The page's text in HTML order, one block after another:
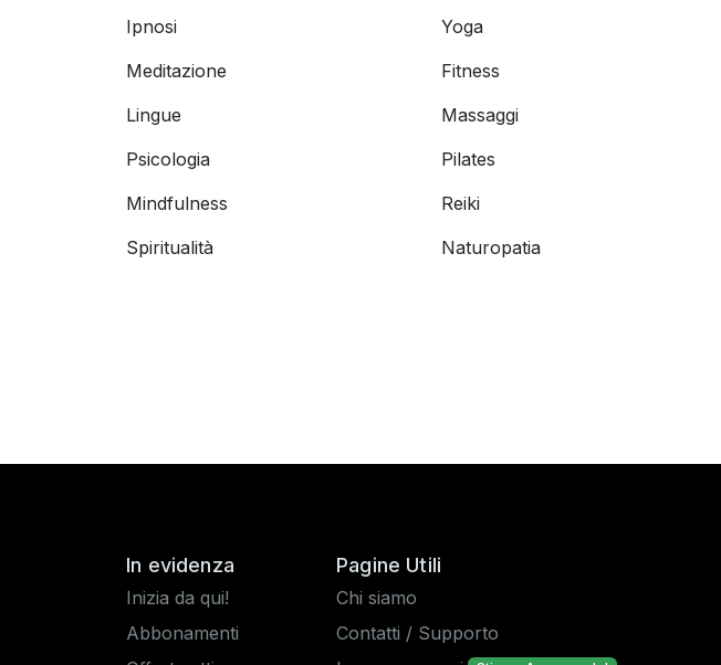
Ipnosi
Meditazione
Lingue
Psicologia
Mindfulness
Spiritualità
Yoga
Fitness
Massaggi
Pilates
Reiki
Naturopatia
In evidenza
Inizia da qui!
Abbonamenti
Pagine Utili
Chi siamo
Contatti / Supporto